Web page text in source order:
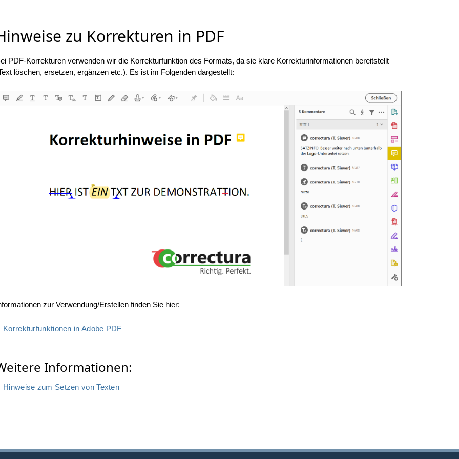
zu Korrekturen in PDF
PDF-Korrekturen verwenden wir die Korrekturfunktion des Formats, da sie klare Korrekturinformationen bereitstellt
löschen, ersetzen, ergänzen etc.). Es ist im Folgenden dargestellt:
zur Verwendung/Erstellen finden Sie hier:
Korrekturfunktionen in Adobe PDF
Informationen:
Hinweise zum Setzen von Texten